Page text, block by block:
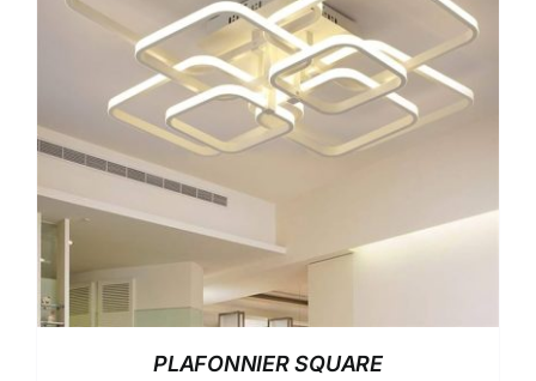
PLAFONNIER SQUARE